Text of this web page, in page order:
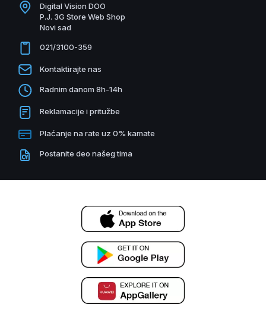
Digital Vision DOO
P.J. 3G Store Web Shop
Novi sad
021/3100-359
Kontaktirajte nas
Radnim danom 8h-14h
Reklamacije i pritužbe
Plaćanje na rate uz 0% kamate
Postanite deo našeg tima